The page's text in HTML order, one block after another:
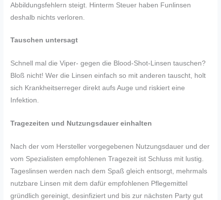
Abbildungsfehlern steigt. Hinterm Steuer haben Funlinsen
deshalb nichts verloren.
Tauschen untersagt
Schnell mal die Viper- gegen die Blood-Shot-Linsen tauschen?
Bloß nicht! Wer die Linsen einfach so mit anderen tauscht, holt
sich Krankheitserreger direkt aufs Auge und riskiert eine
Infektion.
Tragezeiten und Nutzungsdauer einhalten
Nach der vom Hersteller vorgegebenen Nutzungsdauer und der
vom Spezialisten empfohlenen Tragezeit ist Schluss mit lustig.
Tageslinsen werden nach dem Spaß gleich entsorgt, mehrmals
nutzbare Linsen mit dem dafür empfohlenen Pflegemittel
gründlich gereinigt, desinfiziert und bis zur nächsten Party gut